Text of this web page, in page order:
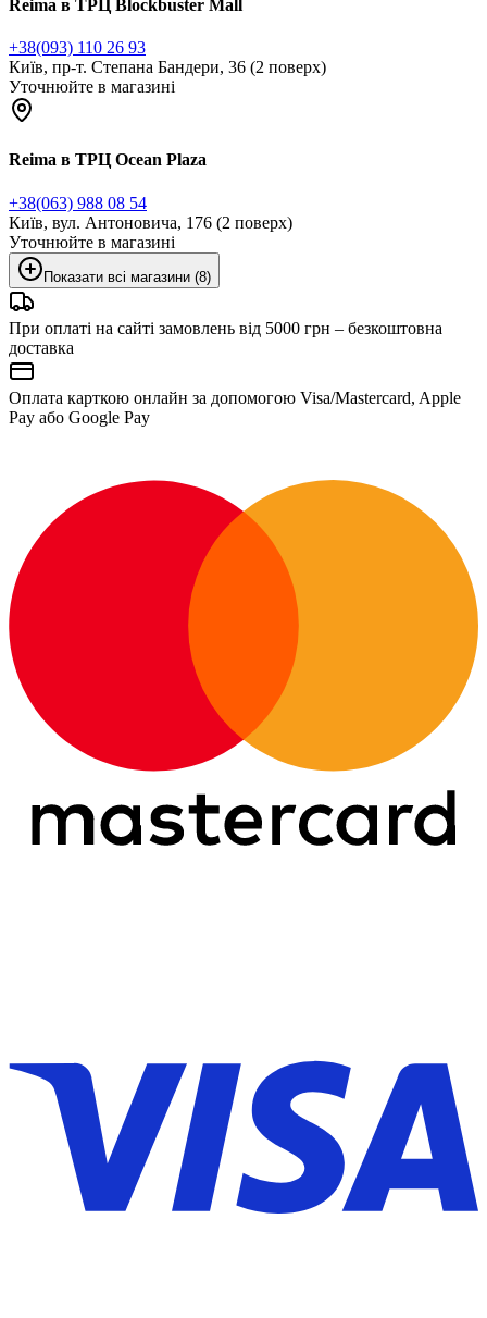
Reima в ТРЦ Blockbuster Mall
+38(093) 110 26 93
Київ, пр-т. Степана Бандери, 36 (2 поверх)
Уточнюйте в магазині
Reima в ТРЦ Ocean Plaza
+38(063) 988 08 54
Київ, вул. Антоновича, 176 (2 поверх)
Уточнюйте в магазині
Показати всі магазини (8)
При оплаті на сайті замовлень від 5000 грн – безкоштовна
доставка
Оплата карткою онлайн за допомогою Visa/Mastercard, Apple
Pay або Google Pay